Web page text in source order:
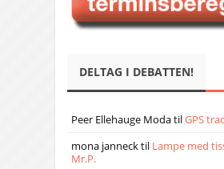
DELTAG I DEBATTEN!
Peer Ellehauge ModatilGPS
mona jannecktil Lampe med
Mr.P.